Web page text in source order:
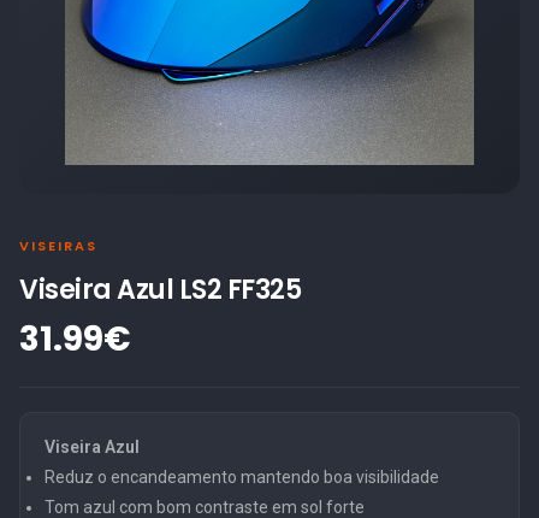
VISEIRAS
Viseira Azul LS2 FF325
31.99€
Viseira Azul
Reduz o encandeamento mantendo boa visibilidade
Tom azul com bom contraste em sol forte